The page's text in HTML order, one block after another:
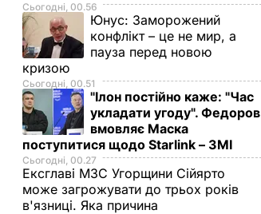
Сьогодні, 00.56
Юнус: Заморожений
конфлікт – це не мир, а
пауза перед новою
кризою
Сьогодні, 00.51
"Ілон постійно каже: "Час
укладати угоду". Федоров
вмовляє Маска
поступитися щодо Starlink – ЗМІ
Сьогодні, 00.27
Ексглаві МЗС Угорщини Сійярто
може загрожувати до трьох років
в'язниці. Яка причина